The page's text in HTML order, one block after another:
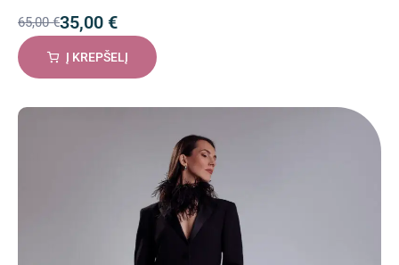
65,00€35,00 €
Į KREPŠELĮ